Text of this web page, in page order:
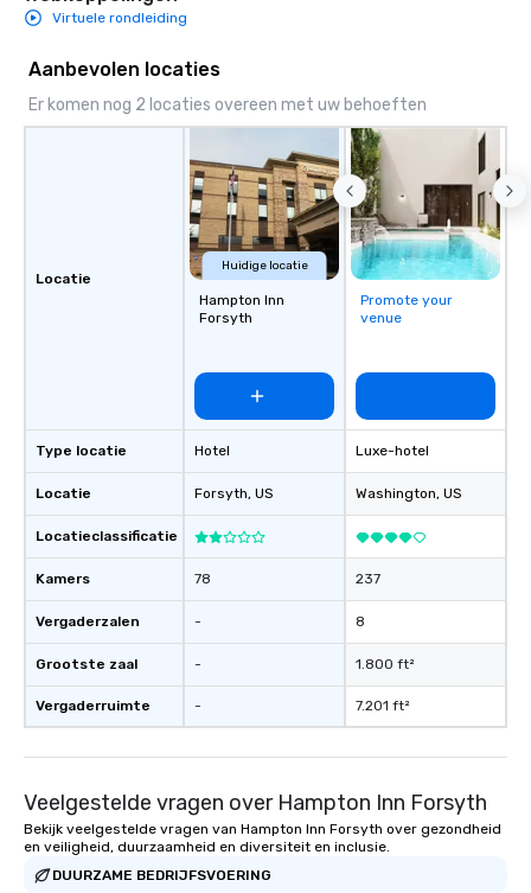
Virtuele rondleiding
Aanbevolen locaties
Er komen nog 2 locaties overeen met uw behoeften
Locatie
Type locatie
Locatie
Locatieclassificatie
Kamers
Vergaderzalen
Grootste zaal
Vergaderruimte
Huidige locatie
Hampton Inn
Forsyth
Hotel
Forsyth, US
78
-
-
-
Promote your
venue
Luxe-hotel
Washington, US
237
8
1.800 ft²
7.201 ft²
Veelgestelde vragen over Hampton Inn Forsyth
Bekijk veelgestelde vragen van Hampton Inn Forsyth over gezondheid
en veiligheid, duurzaamheid en diversiteit en inclusie.
DUURZAME BEDRIJFSVOERING